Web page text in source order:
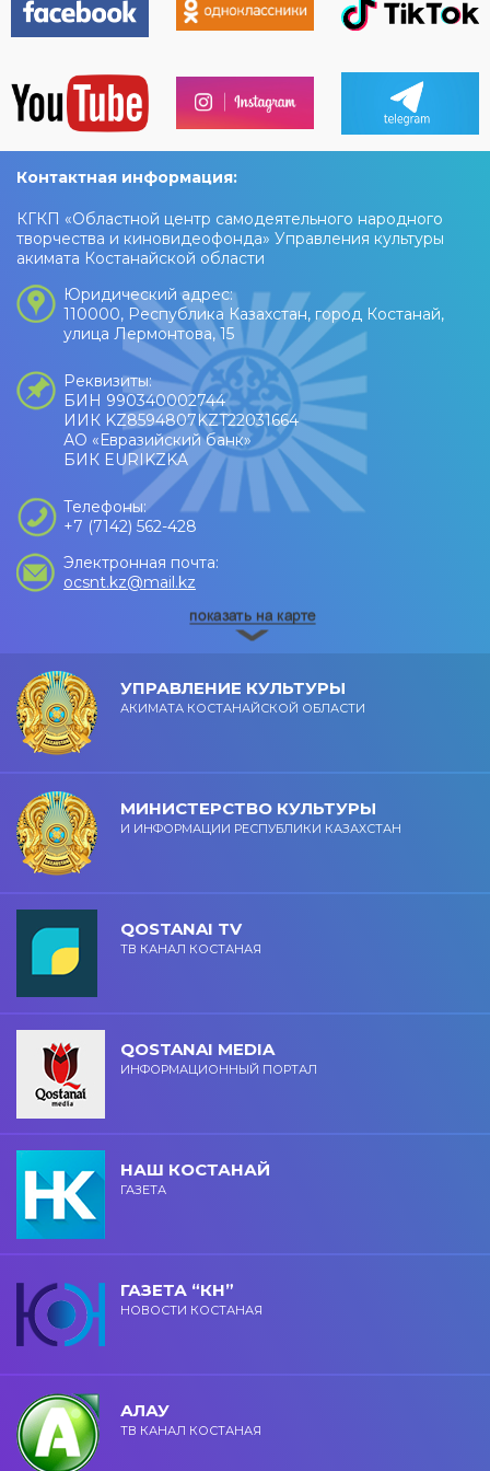
Контактная информация:
КГКП «Областной центр самодеятельного народного
творчества и киновидеофонда» Управления культуры
акимата Костанайской области
Юридический адрес:
110000, Республика Казахстан, город Костанай,
улица Лермонтова, 15
Реквизиты:
БИН 990340002744
ИИК KZ8594807KZT22031664
АО «Евразийский банк»
БИК EURIKZKA
Телефоны:
+7 (7142) 562-428
Электронная почта:
ocsnt.kz@mail.kz
УПРАВЛЕНИЕ КУЛЬТУРЫ
АКИМАТА КОСТАНАЙСКОЙ ОБЛАСТИ
МИНИСТЕРСТВО КУЛЬТУРЫ
И ИНФОРМАЦИИ РЕСПУБЛИКИ КАЗАХСТАН
QOSTANAI TV
ТВ КАНАЛ КОСТАНАЯ
QOSTANAI MEDIA
ИНФОРМАЦИОННЫЙ ПОРТАЛ
НАШ КОСТАНАЙ
ГАЗЕТА
ГАЗЕТА “КН”
НОВОСТИ КОСТАНАЯ
АЛАУ
ТВ КАНАЛ КОСТАНАЯ